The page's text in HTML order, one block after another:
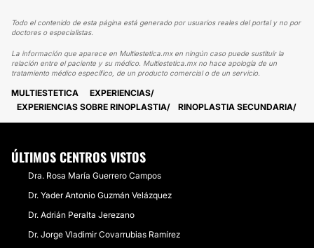
Todo el contenido de esta página está generado por usuarios reales del portal y no por
doctores o especialistas.
La información que aparece en Multiestetica.mx en ningún caso puede sustituir la
relación entre el paciente y su médico. Multiestetica.mx no hace apología de un
tratamiento médico específico, de un producto comercial o de un servicio.
MULTIESTETICA
EXPERIENCIAS
EXPERIENCIAS SOBRE RINOPLASTIA
RINOPLASTIA SECUNDARIA
ÚLTIMOS CENTROS VISTOS
Dra. Rosa María Guerrero Campos
Dr. Yader Antonio Guzmán Velázquez
Dr. Adrián Peralta Jerezano
Dr. Jorge Vladimir Covarrubias Ramírez